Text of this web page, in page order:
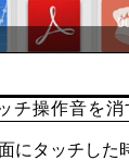
チ操作音を消
にタッチした